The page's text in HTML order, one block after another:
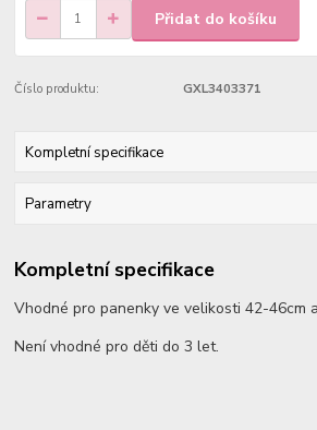
Přidat do košíku
Číslo produktu: GXL3403371
Kompletní specifikace
Parametry
Kompletní specifikace
Vhodné pro panenky ve velikosti 42-46cm
Není vhodné pro děti do 3 let.